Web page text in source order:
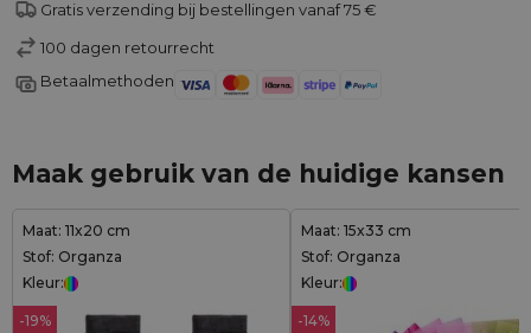
Gratis verzending bij bestellingen vanaf 75 €
100 dagen retourrecht
Betaalmethoden
Maak gebruik van de huidige kansen
Maat: 11x20 cm
Stof: Organza
Kleur:
-19%
Maat: 15x33 cm
Stof: Organza
Kleur:
-14%